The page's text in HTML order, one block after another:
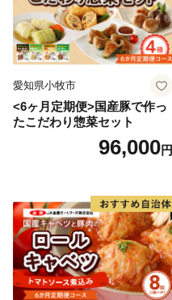
愛知県小牧市
<6ヶ月定期便>国産豚で作っ
たこだわり惣菜セット
96,000円